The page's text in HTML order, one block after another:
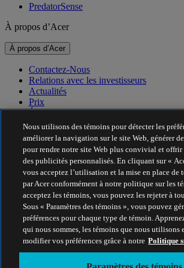
PredatorSense
À propos d’Acer
À propos d’Acer
Contactez-Nous
Relations avec les investisseurs
Actualités
Prix
Événements
Durabilité
Durabilité
Responsabilité sociale de l’entreprise
Empreinte carbone des produits
Project Humanity
Earthion
Politique de confidentialité
Politique sur les témoins
Avis juridique
Information juridique supplémentaire
Nous utilisons des témoins pour détecter les
améliorer la navigation sur le site Web, générer
pour rendre notre site Web plus convivial et offrir
des publicités personnalisés. En cliquant sur «
vous acceptez l’utilisation et la mise en place de
par Acer conformément à notre politique sur les
acceptez les témoins, vous pouvez les rejeter à
Sous « Paramètres des témoins », vous pouvez
préférences pour chaque type de témoin.
qui nous sommes, les témoins que nous utilisons
modifier vos préférences grâce à notre Politique